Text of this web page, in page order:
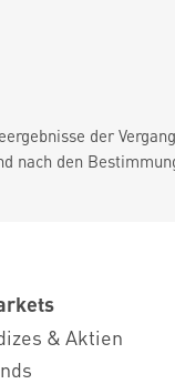
der
nach den
& Aktien